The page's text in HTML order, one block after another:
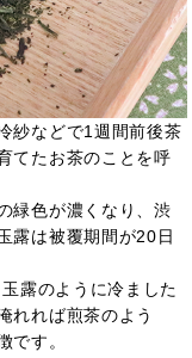
紗などで1週間前後茶
てたお茶のことを呼
緑色が濃くなり、渋
露は被覆期間が20日
露のように冷ました
れれば煎茶のよう
です。